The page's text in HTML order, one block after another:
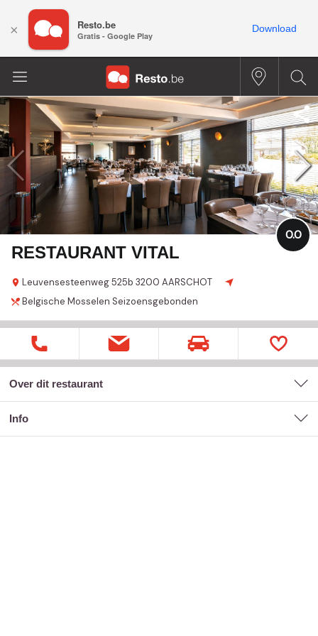
RESTAURANT VITAL
Leuvensesteenweg525b 3200 AARSCHOT
0.0
Belgische Mosselen Seizoensgebonden
Over dit restaurant
Info
× Resto.be
Gratis - Google Play
Download